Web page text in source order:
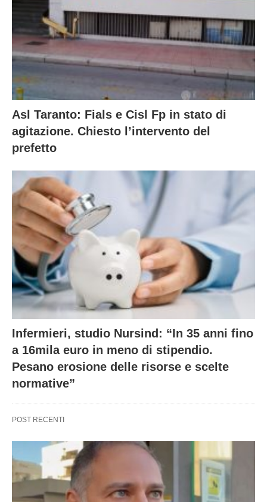
Asl Taranto: Fials e Cisl Fp in stato di
agitazione. Chiesto l’intervento del
prefetto
Infermieri, studio Nursind: “In 35 anni fino
a 16mila euro in meno di stipendio.
Pesano erosione delle risorse e scelte
normative”
POST RECENTI